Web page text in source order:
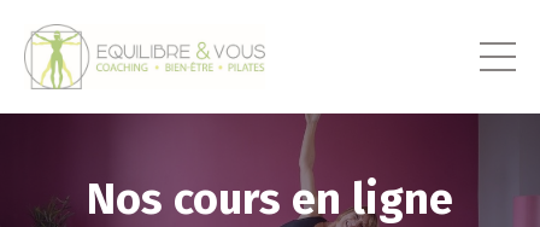
Nos cours en ligne